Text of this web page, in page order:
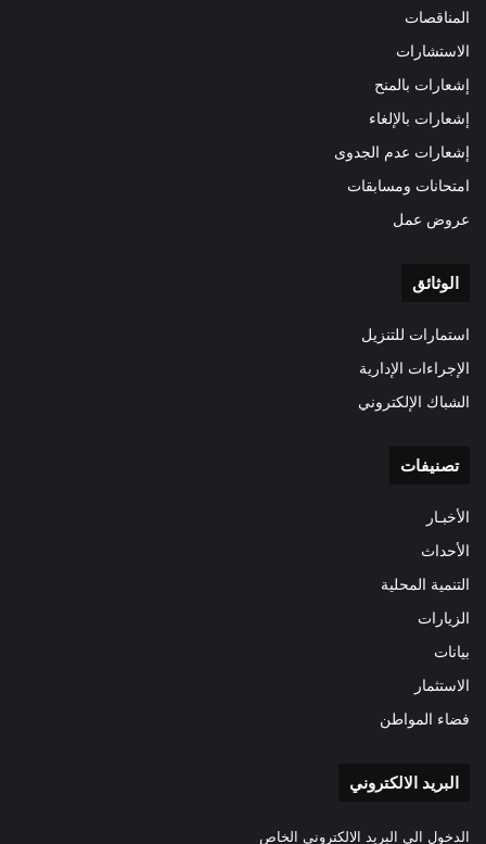
المناقصات
الاستشارات
إشعارات بالمنح
إشعارات بالإلغاء
إشعارات عدم الجدوى
امتحانات ومسابقات
عروض عمل
الوثائق
استمارات للتنزيل
الإجراءات الإدارية
الشباك الإلكتروني
تصنيفات
الأخبـار
الأحداث
التنمية المحلية
الزيارات
بيانات
الاستثمار
فضاء المواطن
البريد الالكتروني
الدخول الى البريد الالكتروني الخاص